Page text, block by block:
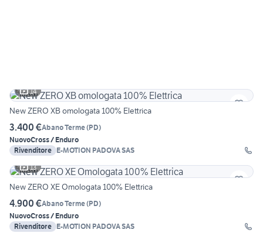
14
New ZERO XB omologata 100% Elettrica
3.400 €Abano Terme(PD)
NuovoCross / Enduro
Rivenditore E-MOTION PADOVA SAS
13
New ZERO XE Omologata 100% Elettrica
4.900 €Abano Terme(PD)
NuovoCross / Enduro
Rivenditore E-MOTION PADOVA SAS